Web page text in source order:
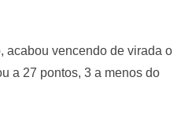
acabou vencendo de virada o
a 27 pontos, 3 a menos do